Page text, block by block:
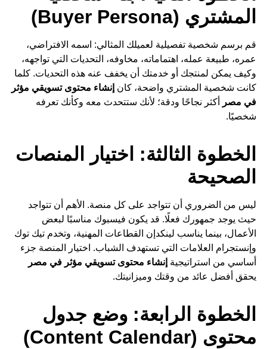
المشتري (Buyer Persona)
قم برسم شخصية تفصيلية لعميلك المثالي: اسمه الافتراضي،
عمره، طبيعة عمله، اهتماماته، مخاوفه، التحديات التي تواجهه،
وكيف يمكن لمنتجك أو خدمتك أن يخفف عنه هذه التحديات. كلما
كانت شخصية المشتري واضحة، كان إنشاء محتوى تسويقي مؤثر
في مصر
أكثر نجاحًا ودقة؛ لأنك ستتحدث معه وكأنك تعرفه
شخصيًا.
الخطوة الثالثة: اختيار المنصات
الصحيحة
ليس من الضروري أن تتواجد على كل منصة. الأهم أن تتواجد
حيث يوجد جمهورك فعلًا. قد يكون فيسبوك مناسبًا لبعض
الأعمال، بينما يناسب لينكدإن القطاعات المهنية، وتخدم تيك توك
وإنستجرام العلامات التي تستهدف الشباب. اختيار المنصة جزء
أساسي من استراتيجية إنشاء محتوى تسويقي مؤثر في مصر
يحقق أفضل عائد من وقتك وميزانيتك.
الخطوة الرابعة: وضع جدول
محتوى (Content Calendar)